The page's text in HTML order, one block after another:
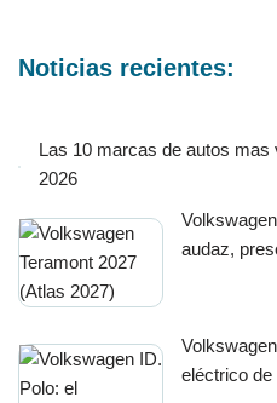
Noticias recientes:
Las 10 marcas de autos mas
2026
audaz,
eléctrico